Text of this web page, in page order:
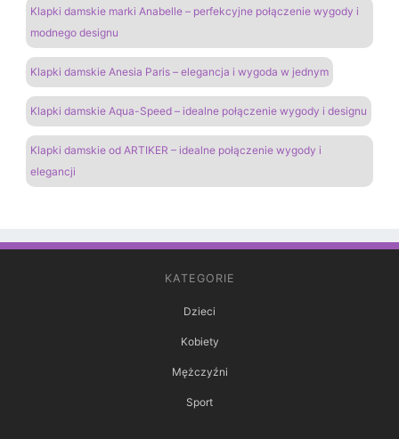
Klapki damskie marki Anabelle – perfekcyjne połączenie wygody i
modnego designu
Klapki damskie Anesia Paris – elegancja i wygoda w jednym
Klapki damskie Aqua-Speed – idealne połączenie wygody i designu
Klapki damskie od ARTIKER – idealne połączenie wygody i
elegancji
KATEGORIE
Dzieci
Kobiety
Mężczyźni
Sport